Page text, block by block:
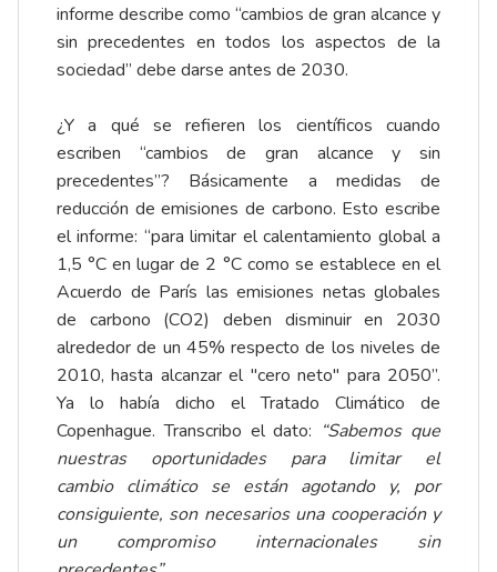
informe describe como “cambios de gran alcance y
sin precedentes en todos los aspectos de la
sociedad” debe darse antes de 2030.
¿Y a qué se refieren los científicos cuando
escriben “cambios de gran alcance y sin
precedentes”? Básicamente a medidas de
reducción de emisiones de carbono. Esto escribe
el informe: “para limitar el calentamiento global a
1,5 °C en lugar de 2 °C como se establece en el
Acuerdo de París las emisiones netas globales
de carbono (CO2) deben disminuir en 2030
alrededor de un 45% respecto de los niveles de
2010, hasta alcanzar el "cero neto" para 2050”.
Ya lo había dicho el Tratado Climático de
Copenhague. Transcribo el dato: “Sabemos que
nuestras oportunidades para limitar el
cambio climático se están agotando y, por
consiguiente, son necesarios una cooperación y
un
compromiso internacionales sin